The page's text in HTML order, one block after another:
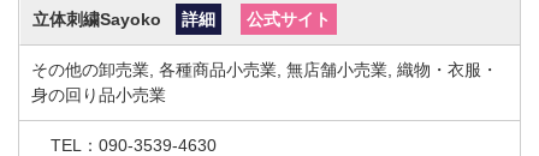
立体刺繍Sayoko 詳細 公式サイト
その他の卸売業, 各種商品小売業, 無店舗小売業, 織物・衣服・
身の回り品小売業
TEL：090-3539-4630